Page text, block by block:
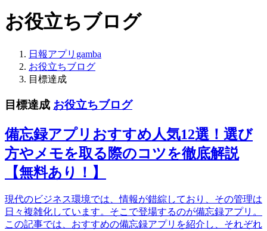
お役立ちブログ
日報アプリgamba
お役立ちブログ
目標達成
目標達成 お役立ちブログ
備忘録アプリおすすめ人気12選！選び
方やメモを取る際のコツを徹底解説
【無料あり！】
現代のビジネス環境では、情報が錯綜しており、その管理は
日々複雑化しています。そこで登場するのが備忘録アプリ。
この記事では、おすすめの備忘録アプリを紹介し、それぞれ